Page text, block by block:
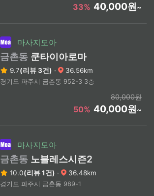
33% 40,000원~
마사지모아
금촌동 쿤타이아로마
9.7(리뷰 3건) · 36.56km
경기도 파주시 금촌동 952-3 3층
80,000원
50% 40,000원~
마사지모아
금촌동 노블레스시즌2
10.0(리뷰 1건) · 36.48km
경기도 파주시 금촌동 989-1